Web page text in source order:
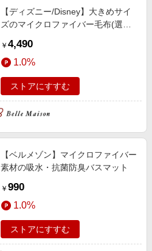
【ディズニー/Disney】大きめサイ
ズのマイクロファイバー毛布(選べ
￥ 4,490
1.0%
ストアにすすむ
【ベルメゾン】マイクロファイバー
素材の吸水・抗菌防臭バスマット
￥ 990
1.0%
ストアにすすむ